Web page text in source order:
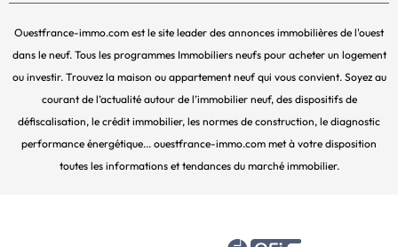
Ouestfrance-immo.com est le site leader des annonces immobilières de l'ouest
dans le neuf. Tous les programmes Immobiliers neufs pour acheter un logement
ou investir. Trouvez la maison ou appartement neuf qui vous convient. Soyez au
courant de l’actualité autour de l’immobilier neuf, des dispositifs de
défiscalisation, le crédit immobilier, les normes de construction, le diagnostic
performance énergétique... ouestfrance-immo.com met à votre disposition
toutes les informations et tendances du marché immobilier.